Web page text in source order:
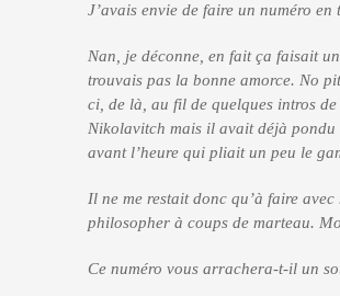
J’avais envie de faire un numéro
Nan, je déconne, en fait ça faisait
trouvais pas la bonne amorce. No
ci, de là, au fil de quelques intros de
Nikolavitch mais il avait déjà
avant l’heure qui pliait un peu le
Il ne me restait donc qu’à faire
philosopher à coups de marteau.
Ce numéro vous arrachera-t-il un